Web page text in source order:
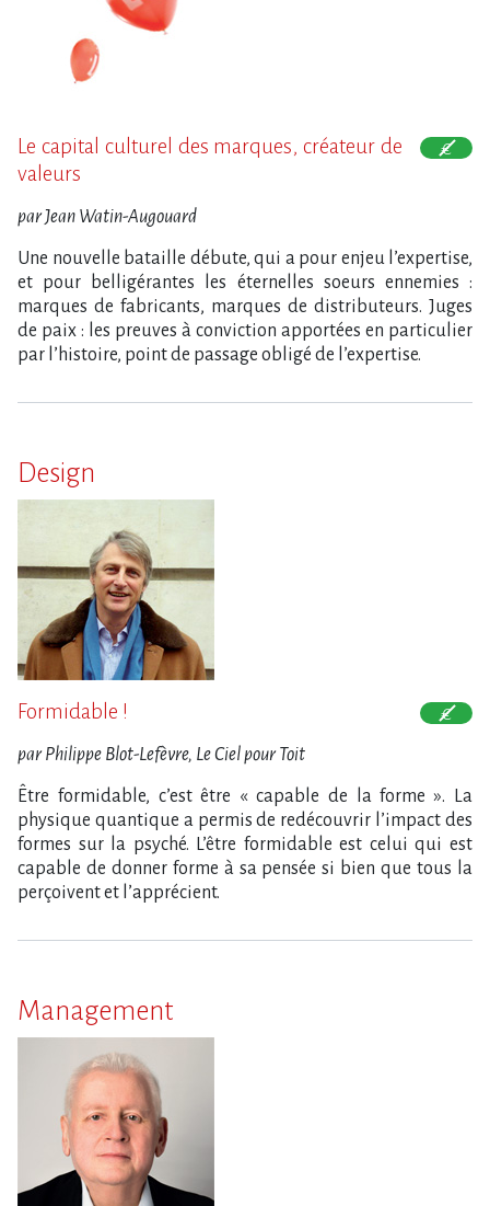
Le capital culturel des marques, créateur de
valeurs
par Jean Watin-Augouard
Une nouvelle bataille débute, qui a pour enjeu l’expertise,
et pour belligérantes les éternelles soeurs ennemies :
marques de fabricants, marques de distributeurs. Juges
de paix : les preuves à conviction apportées en particulier
par l’histoire, point de passage obligé de l’expertise.
Design
Formidable !
par Philippe Blot-Lefèvre, Le Ciel pour Toit
Être formidable, c’est être « capable de la forme ». La
physique quantique a permis de redécouvrir l’impact des
formes sur la psyché. L’être formidable est celui qui est
capable de donner forme à sa pensée si bien que tous la
perçoivent et l’apprécient.
Management